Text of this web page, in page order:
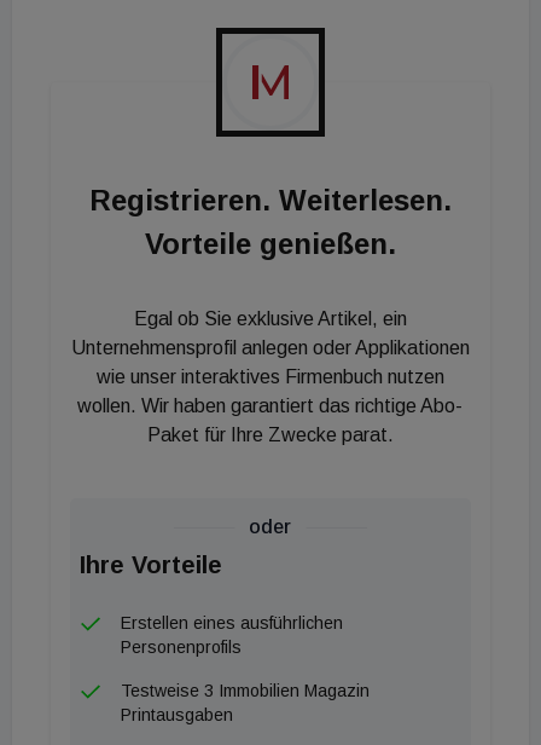
hinsichtlich ihrer Lage und Gegebenheiten bestens
dafür geeignet ist, unsere Geschäftsflächen in der
Zukunft noch weiter auszubauen."
Registrieren. Weiterlesen.
Vorteile genießen.
Egal ob Sie exklusive Artikel, ein
Unternehmensprofil anlegen oder Applikationen
wie unser interaktives Firmenbuch nutzen
wollen. Wir haben garantiert das richtige Abo-
Paket für Ihre Zwecke parat.
oder
Ihre Vorteile
Erstellen eines ausführlichen
Personenprofils
Testweise 3 Immobilien Magazin
Printausgaben